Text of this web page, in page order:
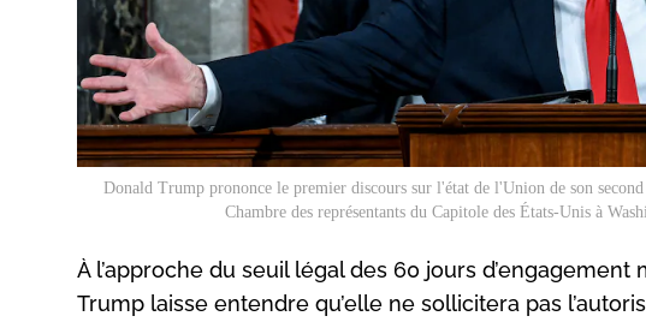
Donald Trump prononce le premier discours sur l'état de l'Union de son
Chambre des représentants du Capitole des États-Unis à
À l’approche du seuil légal des 60 jours
Trump laisse entendre qu’elle ne sollicitera pas